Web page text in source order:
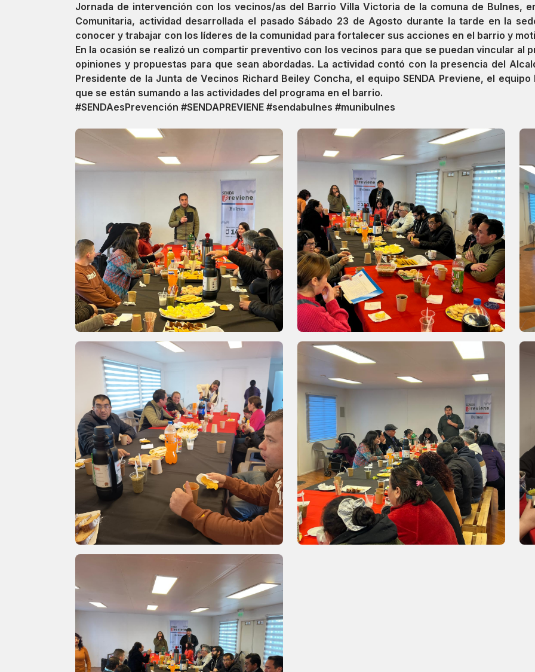
Jornada de intervención con los vecinos/as del Barrio Villa Victoria de la comuna de Bulnes,
Comunitaria, actividad desarrollada el pasado Sábado 23 de Agosto durante la tarde en la
conocer y trabajar con los líderes de la comunidad para fortalecer sus acciones en el barrio y
En la ocasión se realizó un compartir preventivo con los vecinos para que se puedan vincular al
opiniones y propuestas para que sean abordadas. La actividad contó con la presencia del
Presidente de la Junta de Vecinos Richard Beiley Concha, el equipo SENDA Previene, el
que se están sumando a las actividades del programa en el barrio.
#SENDAesPrevención #SENDAPREVIENE #sendabulnes #munibulnes